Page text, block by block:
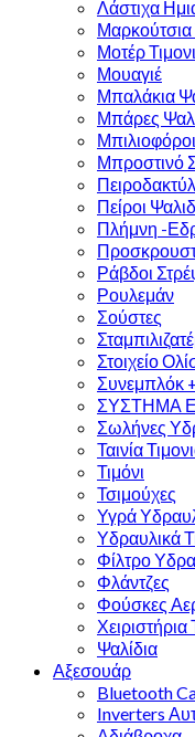
Λάστιχα
Μαρκούτσια
Μοτέρ
Μουαγιέ
Μπαλάκια
Μπάρες
Μπροστινό
Πείροι
Πλήμνη -
Ράβδοι
Ρουλεμάν
Σούστες
Στοιχείο
Συνεμπλόκ
ΣΥΣΤΗΜΑ
Σωλήνες
Ταινία
Τιμόνι
Τσιμούχες
Υγρά
Υδραυλικά
Φίλτρο
Φλάντζες
Φούσκες
Χειριστήρια
Ψαλίδια
Αξεσουάρ
Bluetooth
Inverters